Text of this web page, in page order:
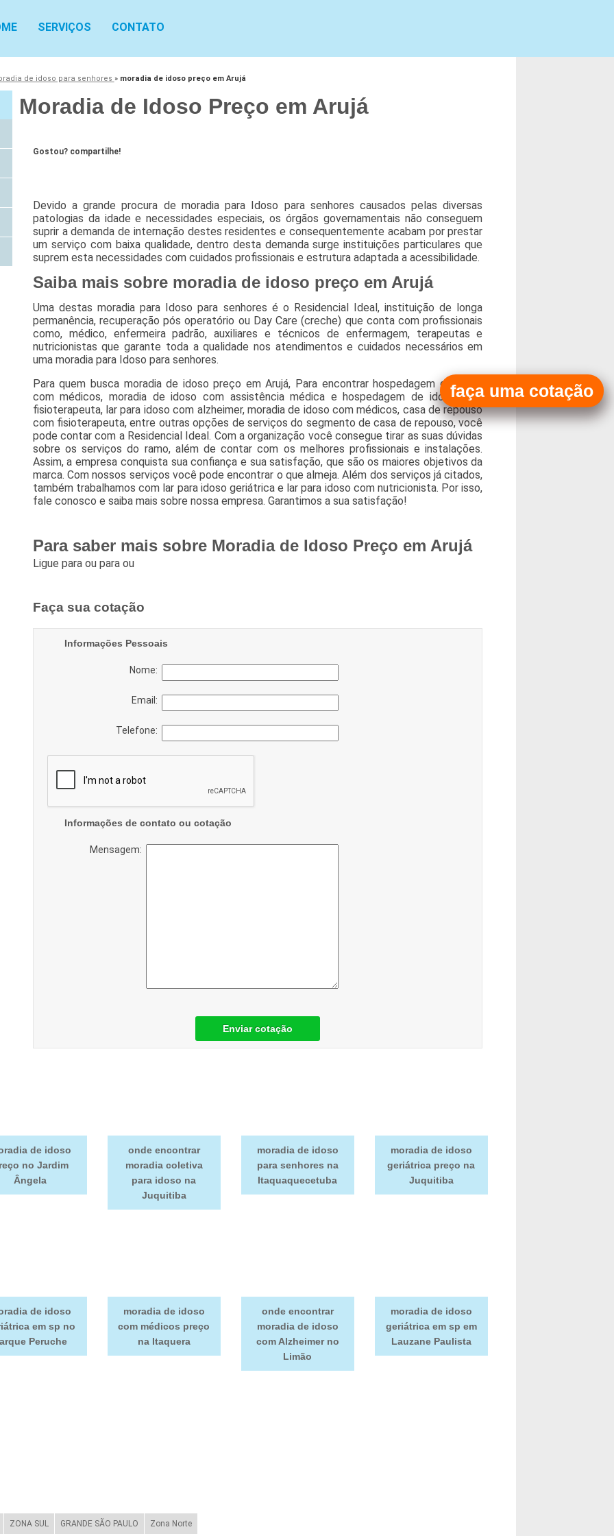
SERVIÇOS CONTATO
de idoso para senhores » moradia de idoso preço em Arujá
Moradia de Idoso Preço em Arujá
Gostou? compartilhe!
Devido a grande procura de moradia para Idoso para senhores causados pelas diversas
patologias da idade e necessidades especiais, os órgãos governamentais não conseguem
suprir a demanda de internação destes residentes e consequentemente acabam por prestar
um serviço com baixa qualidade, dentro desta demanda surge instituições particulares que
suprem esta necessidades com cuidados profissionais e estrutura adaptada a acessibilidade.
Saiba mais sobre moradia de idoso preço em Arujá
Uma destas moradia para Idoso para senhores é o Residencial Ideal, instituição de longa
permanência, recuperação pós operatório ou Day Care (creche) que conta com profissionais
como, médico, enfermeira padrão, auxiliares e técnicos de enfermagem, terapeutas e
nutricionistas que garante toda a qualidade nos atendimentos e cuidados necessários em
uma moradia para Idoso para senhores.
Para quem busca moradia de idoso preço em Arujá, Para encontrar hospedagem de idoso
com médicos, moradia de idoso com assistência médica e hospedagem de idoso com
fisioterapeuta, lar para idoso com alzheimer, moradia de idoso com médicos, casa de repouso
com fisioterapeuta, entre outras opções de serviços do segmento de casa de repouso, você
pode contar com a Residencial Ideal. Com a organização você consegue tirar as suas dúvidas
sobre os serviços do ramo, além de contar com os melhores profissionais e instalações.
Assim, a empresa conquista sua confiança e sua satisfação, que são os maiores objetivos da
marca. Com nossos serviços você pode encontrar o que almeja. Além dos serviços já citados,
também trabalhamos com lar para idoso geriátrica e lar para idoso com nutricionista. Por isso,
fale conosco e saiba mais sobre nossa empresa. Garantimos a sua satisfação!
Para saber mais sobre Moradia de Idoso Preço em Arujá
Ligue para ou para ou
faça uma cotação
Faça sua cotação
Informações Pessoais
Nome:
Email:
Telefone:
Informações de contato ou cotação
Mensagem:
Enviar cotação
de idoso
no Jardim
Ângela
onde encontrar
moradia coletiva
para idoso na
Juquitiba
moradia de idoso
para senhores na
Itaquaquecetuba
moradia de idoso
geriátrica preço na
Juquitiba
de idoso
em sp no
Peruche
moradia de idoso
com médicos preço
na Itaquera
onde encontrar
moradia de idoso
com Alzheimer no
Limão
moradia de idoso
geriátrica em sp em
Lauzane Paulista
ZONA SUL GRANDE SÃO PAULO Zona Norte